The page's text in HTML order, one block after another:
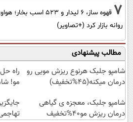
7
قهوه ساز، 6 لیدار و
روانه بازار کرد (+تصاویر)
مطالب پیشنهادی
شامپو جلبک هرنوع ریزش مویی رو
درمان میکنه(45%تخفیف)
راه
مو!
شامپو جلبک، معجزه ی گیاهی
درمان ریزش مو40%تخفیف